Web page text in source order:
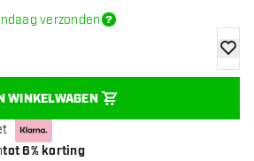
verzonden
WINKELWAGEN
tot 6% korting